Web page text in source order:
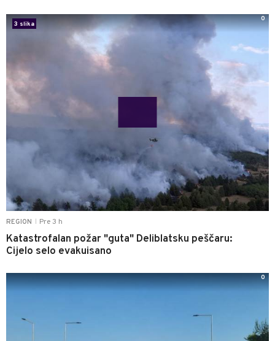
REGION Pre 3 h
Katastrofalan požar "guta" Deliblatsku peščaru:
Cijelo selo evakuisano
3 slika
0
0